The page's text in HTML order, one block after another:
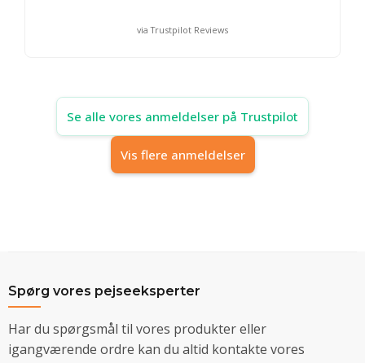
via Trustpilot Reviews
Se alle vores anmeldelser på Trustpilot
Vis flere anmeldelser
Spørg vores pejseeksperter
Har du spørgsmål til vores produkter eller
igangværende ordre kan du altid kontakte vores